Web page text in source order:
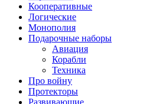
Кооперативные
Логические
Монополия
Подарочные наборы
Авиация
Корабли
Техника
Про войну
Протекторы
Развивающие